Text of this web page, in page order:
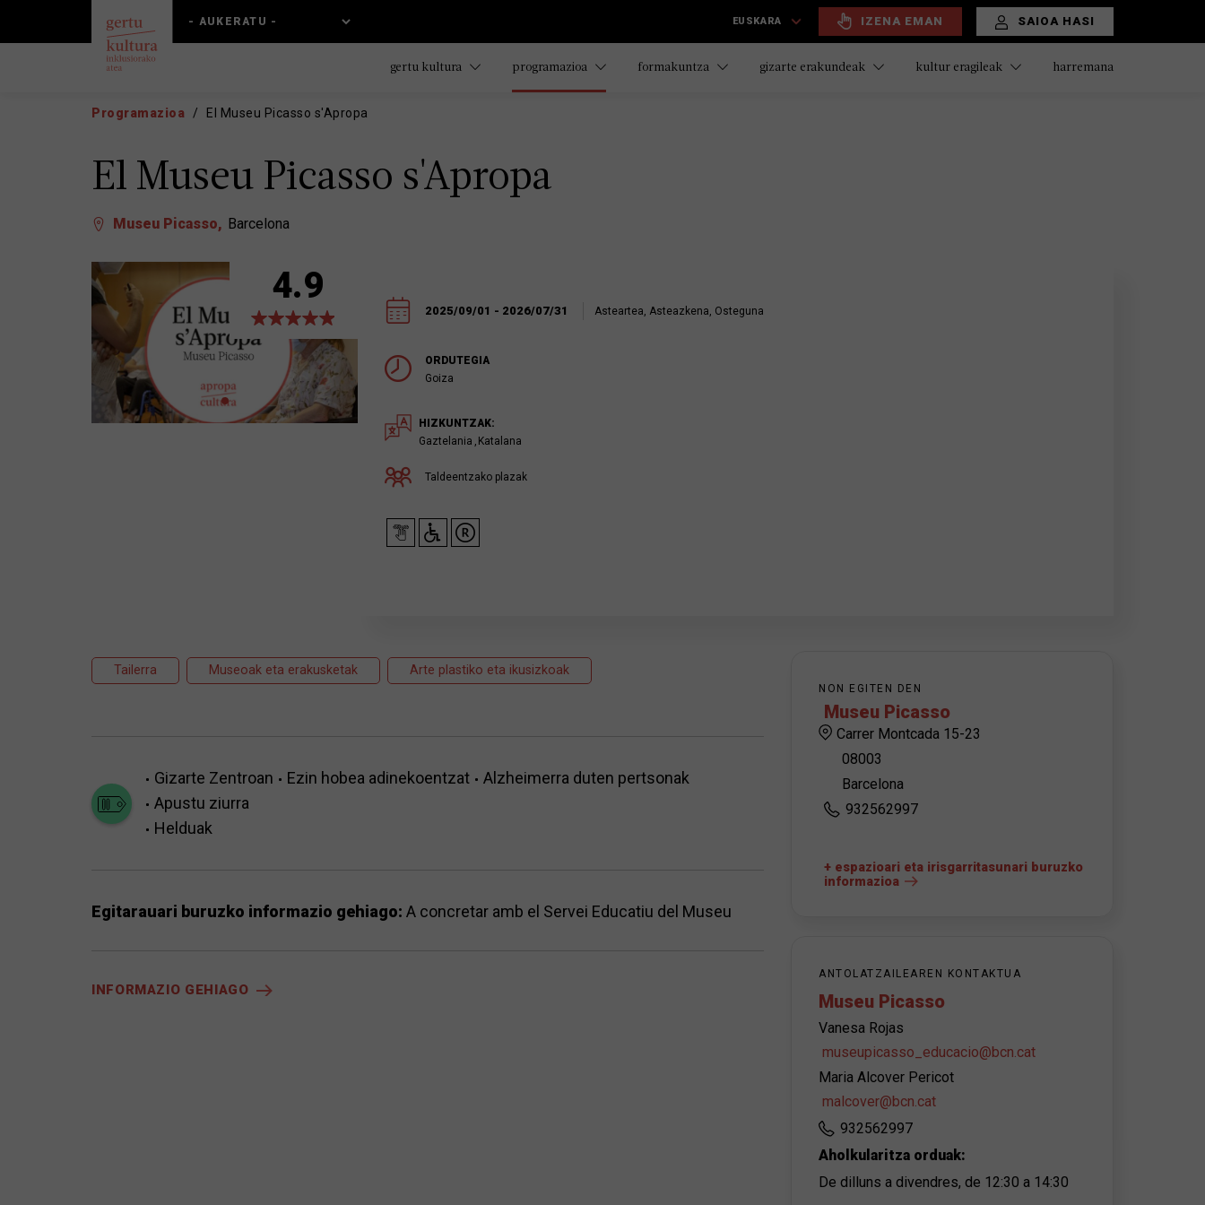
main
main
EUSKARA IZENA EMAN SAIOA HASI
gertu kultura programazioa formakuntza gizarte erakundeak kultur eragileak harremana
Programazioa El Museu Picasso s'Apropa
El Museu Picasso s'Apropa
Museu Picasso Barcelona
4.9
2025/09/01 - 2026/07/31 Asteartea, Asteazkena, Osteguna
ORDUTEGIA
Goiza
HIZKUNTZAK:
Gaztelania
Katalana
Taldeentzako plazak
Tailerra Museoak eta erakusketak Arte plastiko eta ikusizkoak
Gizarte Zentroan Ezin hobea adinekoentzat
Alzheimerra duten pertsonak
Apustu ziurra
Helduak
Egitarauari buruzko informazio gehiago: A concretar amb el Servei Educatiu del Museu
INFORMAZIO GEHIAGO
NON EGITEN DEN
Museu Picasso
Carrer Montcada 15-23
08003
Barcelona
932562997
+ espazioari eta irisgarritasunari buruzko
informazioa
ANTOLATZAILEAREN KONTAKTUA
Museu Picasso
Vanesa Rojas
museupicasso_educacio@bcn.cat
Maria Alcover Pericot
malcover@bcn.cat
932562997
Aholkularitza orduak:
De dilluns a divendres, de 12:30 a 14:30